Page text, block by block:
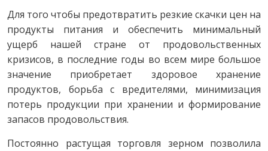
Для того чтобы предотвратить резкие скачки цен на
продукты питания и обеспечить минимальный
ущерб нашей стране от продовольственных
кризисов, в последние годы во всем мире большое
значение приобретает здоровое хранение
продуктов, борьба с вредителями, минимизация
потерь продукции при хранении и формирование
запасов продовольствия.
Постоянно растущая торговля зерном позволила